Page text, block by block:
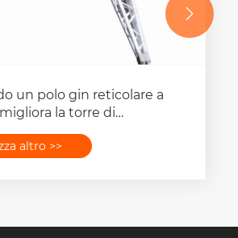
un polo gin reticolare a
la torre di
altro >>
